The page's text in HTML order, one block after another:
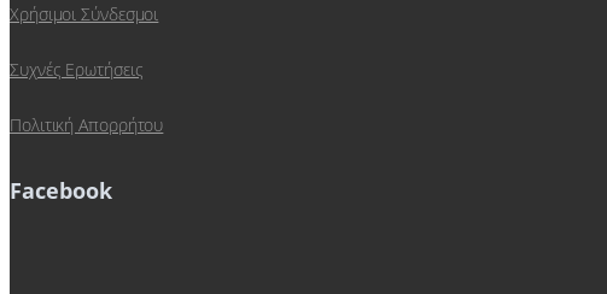
Χρήσιμοι Σύνδεσμοι
Συχνές Ερωτήσεις
Πολιτική Απορρήτου
Facebook